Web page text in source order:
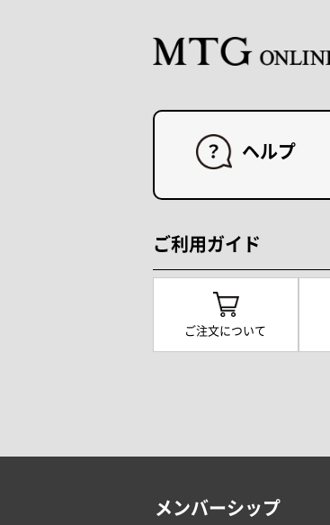
ヘルプ
ご利用ガイド
ご注文について
メンバーシップ